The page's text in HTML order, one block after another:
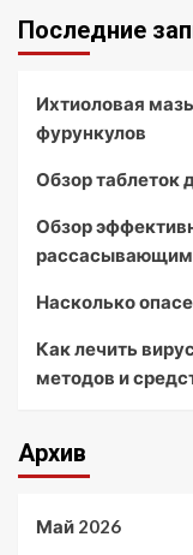
Последние
Ихтиоловая
фурункулов
Обзор таблеток
Обзор
Насколько
Как лечить
методов и
Архив
Май 2026